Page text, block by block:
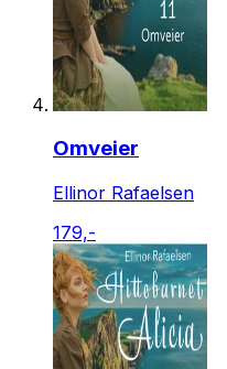
Omveier
Ellinor Rafaelsen
179,-